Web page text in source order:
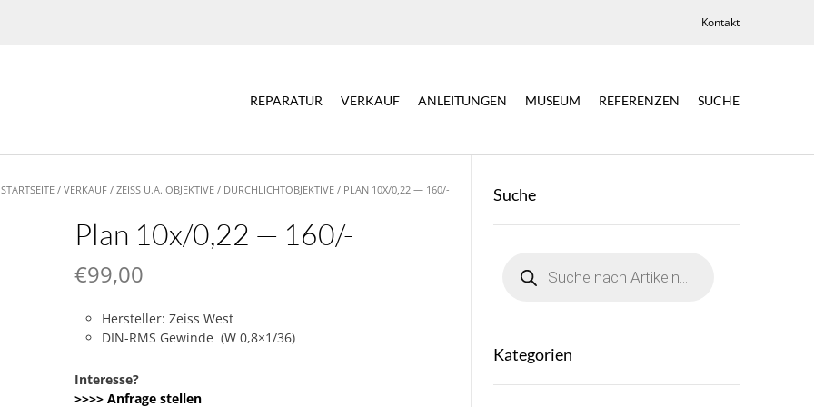
Kontakt
REPARATUR VERKAUF ANLEITUNGEN MUSEUM REFERENZEN SUCHE
STARTSEITE /VERKAUF /ZEISS U.A. OBJEKTIVE / DURCHLICHTOBJEKTIVE / PLAN 10X/0,22 — 160/-
Plan 10x/0,22 — 160/-
€99,00
Hersteller: Zeiss West
DIN-RMS Gewinde (W 0,8×1/36)
Interesse?
>>>> Anfrage stellen
Suche
search
Kategorien